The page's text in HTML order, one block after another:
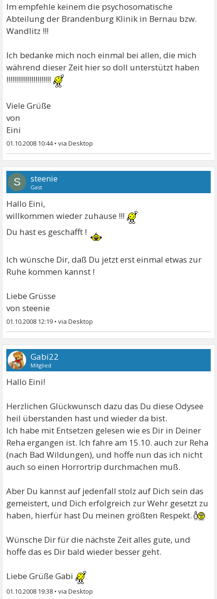
Im empfehle keinem die psychosomatische
Abteilung der Brandenburg Klinik in Bernau bzw.
Wandlitz !!!
Ich bedanke mich noch einmal bei allen, die mich
während dieser Zeit hier so doll unterstützt haben
!!!!!!!!!!!!!!!!!!!!!!!
Viele Grüße
von
Eini
01.10.2008 10:44•
S steenie
Gast
Hallo Eini,
willkommen wieder zuhause !!!
Du hast es geschafft !
Ich wünsche Dir, daß Du jetzt erst einmal etwas zur
Ruhe kommen kannst !
Liebe Grüsse
von steenie
01.10.2008 12:19 •
Gabi22
Mitglied
Hallo Eini!
Herzlichen Glückwunsch dazu das Du diese Odysee
heil überstanden hast und wieder da bist.
Ich habe mit Entsetzen gelesen wie es Dir in Deiner
Reha ergangen ist. Ich fahre am 15.10. auch zur Reha
(nach Bad Wildungen), und hoffe nun das ich nicht
auch so einen Horrortrip durchmachen muß.
Aber Du kannst auf jedenfall stolz auf Dich sein das
gemeistert, und Dich erfolgreich zur Wehr gesetzt zu
haben, hierfür hast Du meinen größten Respekt.
Wünsche Dir für die nächste Zeit alles gute, und
hoffe das es Dir bald wieder besser geht.
Liebe Grüße Gabi
01.10.2008 19:38 •